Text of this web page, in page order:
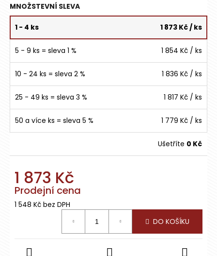
MNOŽSTEVNÍ SLEVA
1 - 4 ks 1 873 Kč/ ks
5 - 9 ks = sleva 1 % 1 854 Kč / ks
10 - 24 ks = sleva 2 % 1 836 Kč / ks
25 - 49 ks = sleva 3 % 1 817 Kč / ks
50 a více ks = sleva 5 % 1 779 Kč / ks
Ušetříte 0 Kč
1 873 Kč
Prodejní cena
1 548 Kč bez DPH
DO KOŠÍKU
SLITEK
2G
ARGOR
HERAEUS
GV
621
Kč